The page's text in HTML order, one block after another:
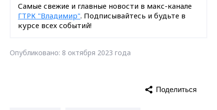
Самые свежие и главные новости в макс-канале
ГТРК "Владимир". Подписывайтесь и будьте в
курсе всех событий!
Опубликовано: 8 октября 2023 года
Поделиться